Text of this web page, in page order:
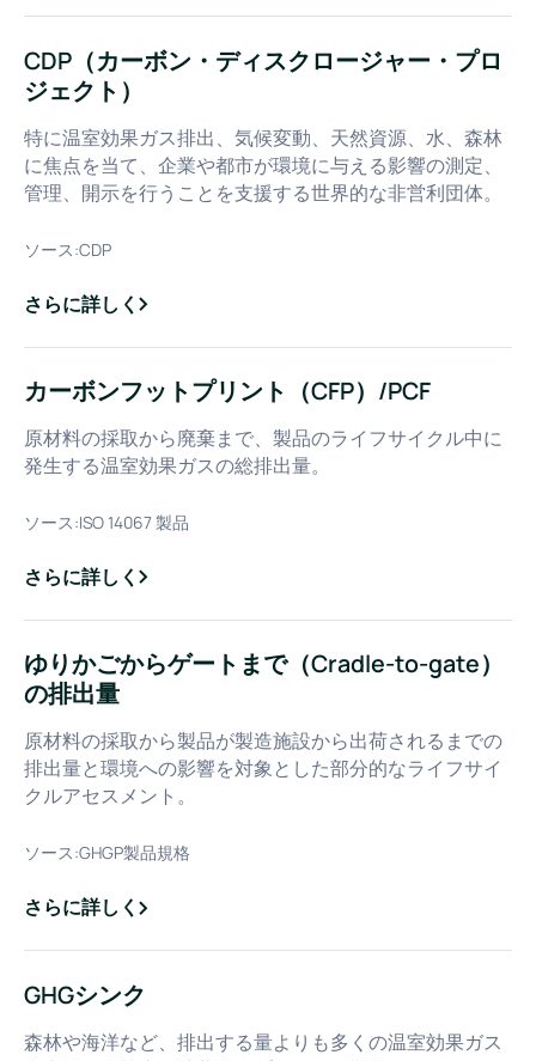
CDP（カーボン・ディスクロージャー・プロ
ジェクト）
特に温室効果ガス排出、気候変動、天然資源、水、森林
に焦点を当て、企業や都市が環境に与える影響の測定、
管理、開示を行うことを支援する世界的な非営利団体。
ソース:CDP
さらに詳しく
about
CDP（カーボン・ディスクロージャー・プロジェクト）
カーボンフットプリント（CFP）/PCF
原材料の採取から廃棄まで、製品のライフサイクル中に
発生する温室効果ガスの総排出量。
ソース:ISO 14067 製品
さらに詳しく
about
カーボンフットプリント（CFP）/PCF
ゆりかごからゲートまで（Cradle-to-gate）
の排出量
原材料の採取から製品が製造施設から出荷されるまでの
排出量と環境への影響を対象とした部分的なライフサイ
クルアセスメント。
ソース:GHGP製品規格
さらに詳しく
about
ゆりかごからゲートまで（Cradle-to-gate）の排出量
GHGシンク
森林や海洋など、排出する量よりも多くの温室効果ガス